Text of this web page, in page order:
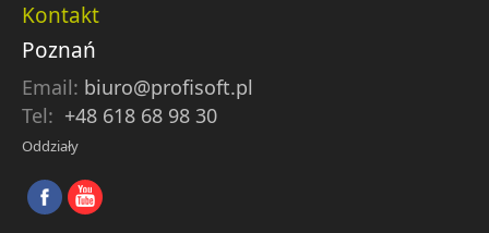
Kontakt
Poznań
Email: biuro@profisoft.pl
Tel: +48 618 68 98 30
Oddziały